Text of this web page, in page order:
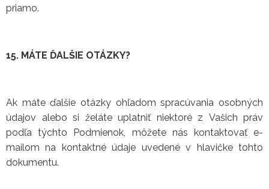
priamo.
15. MÁTE ĎALŠIE OTÁZKY?
Ak máte ďalšie otázky ohľadom spracúvania osobných
údajov alebo si želáte uplatniť niektoré z Vašich práv
podľa týchto Podmienok, môžete nás kontaktovať e-
mailom na kontaktné údaje uvedené v hlavičke tohto
dokumentu.